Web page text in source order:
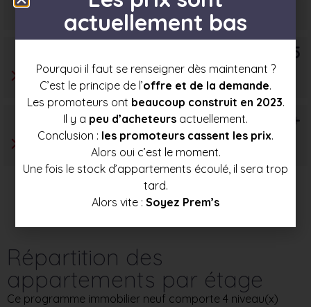
253 500 € 269 000 €
284 000 €
T5
T6+
Répartition des
appartements par étage
Ce programme immobilier neuf comporte 4 niveau(x)
actuellement bas
Pourquoi il faut se renseigner dès maintenant ?
C’est le principe de l’offre et de la demande.
Les promoteurs ont beaucoup construit en 2023.
Il y a peu d’acheteurs actuellement.
Conclusion : les promoteurs cassent les prix.
Alors oui c’est le moment.
Une fois le stock d’appartements écoulé, il sera trop
tard.
Alors vite : Soyez Prem’s